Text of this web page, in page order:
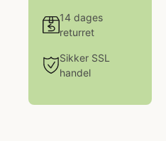
14 dages
returret
Sikker SSL
handel